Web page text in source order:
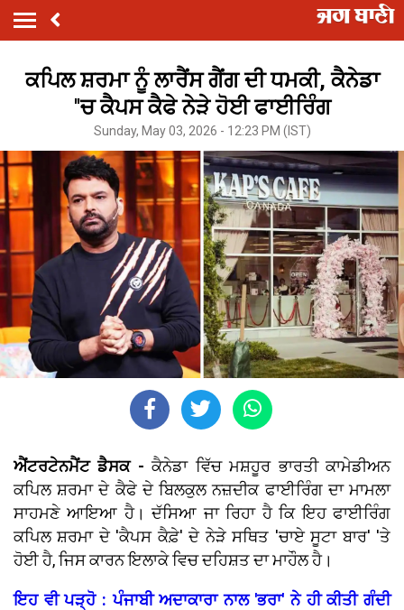
ਕਪਿਲ ਸ਼ਰਮਾ ਨੂੰ ਲਾਰੈਂਸ ਗੈਂਗ ਦੀ ਧਮਕੀ, ਕੈਨੇਡਾ
''ਚ ਕੈਪਸ ਕੈਫੇ ਨੇੜੇ ਹੋਈ ਫਾਈਰਿੰਗ
Sunday, May 03, 2026 - 12:23 PM (IST)
ਐਂਟਰਟੇਨਮੈਂਟ ਡੈਸਕ -ਕੈਨੇਡਾ ਵਿੱਚ ਮਸ਼ਹੂਰ ਭਾਰਤੀ ਕਾਮੇਡੀਅਨ
ਕਪਿਲ ਸ਼ਰਮਾ ਦੇ ਕੈਫੇ ਦੇ ਬਿਲਕੁਲ ਨਜ਼ਦੀਕ ਫਾਈਰਿੰਗ ਦਾ ਮਾਮਲਾ
ਸਾਹਮਣੇ ਆਇਆ ਹੈ। ਦੱਸਿਆ ਜਾ ਰਿਹਾ ਹੈ ਕਿ ਇਹ ਫਾਈਰਿੰਗ
ਕਪਿਲ ਸ਼ਰਮਾ ਦੇ 'ਕੈਪਸ ਕੈਫ਼ੇ' ਦੇ ਨੇੜੇ ਸਥਿਤ 'ਚਾਏ ਸੂਟਾ ਬਾਰ' 'ਤੇ
ਹੋਈ ਹੈ, ਜਿਸ ਕਾਰਨ ਇਲਾਕੇ ਵਿਚ ਦਹਿਸ਼ਤ ਦਾ ਮਾਹੌਲ ਹੈ।
ਇਹ ਵੀ ਪੜ੍ਹੋ : ਪੰਜਾਬੀ ਅਦਾਕਾਰਾ ਨਾਲ 'ਭਰਾ' ਨੇ ਹੀ ਕੀਤੀ ਗੰਦੀ